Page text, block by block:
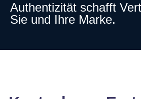
Authentizität schafft
Sie und Ihre Marke.